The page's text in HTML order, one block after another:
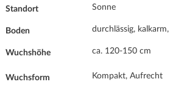
Standort Sonne
Boden durchlässig,
Wuchshöhe ca. 120-150 cm
Wuchsform Kompakt, Aufrecht